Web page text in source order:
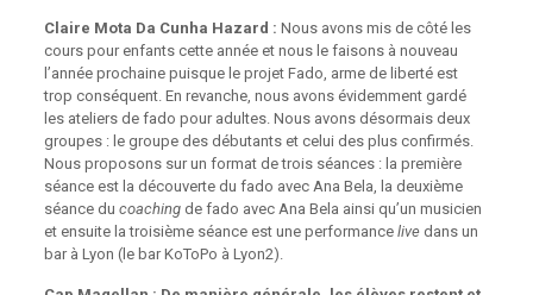
Claire Mota Da Cunha Hazard : Nous avons mis de côté les
cours pour enfants cette année et nous le faisons à nouveau
l’année prochaine puisque le projet Fado, arme de liberté est
trop conséquent. En revanche, nous avons évidemment gardé
les ateliers de fado pour adultes. Nous avons désormais deux
groupes : le groupe des débutants et celui des plus confirmés.
Nous proposons sur un format de trois séances : la première
séance est la découverte du fado avec Ana Bela, la deuxième
séance du coachingde fado avec Ana Bela ainsi qu’un musicien
et ensuite la troisième séance est une performance live dans un
bar à Lyon (le bar KoToPo à Lyon2).